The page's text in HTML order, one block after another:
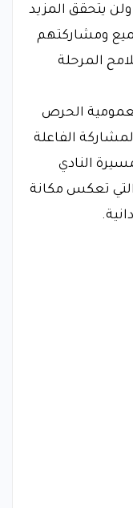
يتحقق المزيد
ومشاركتهم
المرحلة
الحرص
الفاعلة
النادي
تعكس مكانة